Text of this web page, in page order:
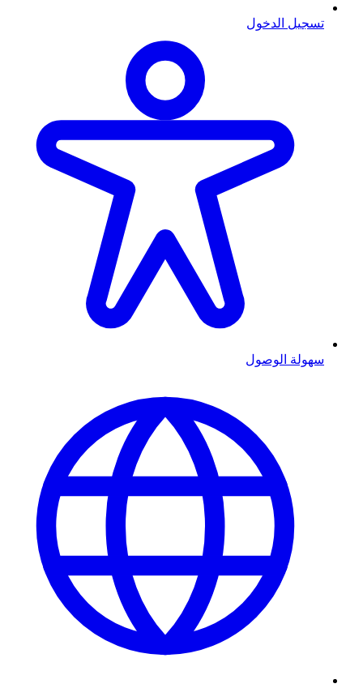
تسجيل الدخول
سهولة الوصول